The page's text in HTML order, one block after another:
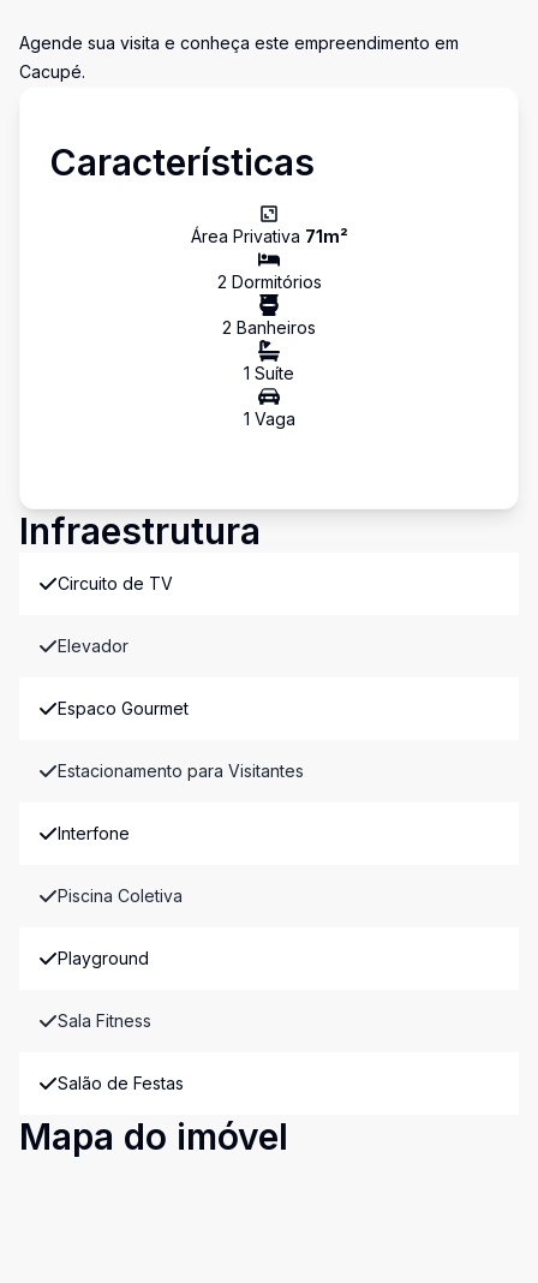
Agende sua visita e conheça este empreendimento em
Cacupé.
Características
Área Privativa 71m²
2 Dormitórios
2 Banheiros
1 Suíte
1 Vaga
Infraestrutura
Circuito de TV
Elevador
Espaco Gourmet
Estacionamento para Visitantes
Interfone
Piscina Coletiva
Playground
Sala Fitness
Salão de Festas
Mapa do imóvel